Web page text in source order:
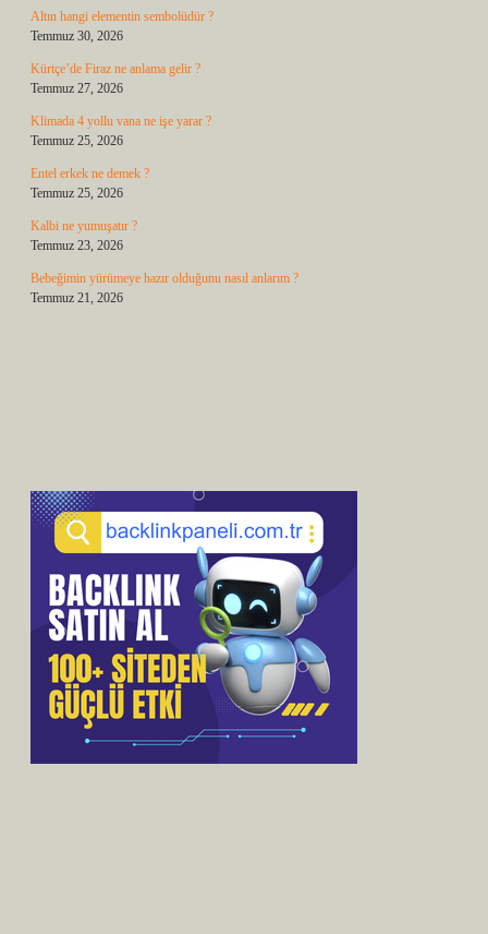
Altın hangi elementin sembolüdür ?
Temmuz 30, 2026
Kürtçe’de Firaz ne anlama gelir ?
Temmuz 27, 2026
Klimada 4 yollu vana ne işe yarar ?
Temmuz 25, 2026
Entel erkek ne demek ?
Temmuz 25, 2026
Kalbi ne yumuşatır ?
Temmuz 23, 2026
Bebeğimin yürümeye hazır olduğunu nasıl anlarım ?
Temmuz 21, 2026